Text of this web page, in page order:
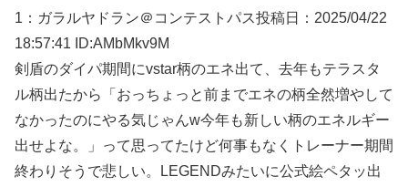
1： ガラルヤドラン＠コンテストパス投稿日：2025/04/22
18:57:41 ID:AMbMkv9M
剣盾のダイパ期間にvstar柄のエネ出て、去年もテラスタ
ル柄出たから「おっちょっと前までエネの柄全然増やして
なかったのにやる気じゃんw今年も新しい柄のエネルギー
出せよな。」って思ってたけど何事もなくトレーナー期間
終わりそうで悲しい。LEGENDみたいに公式絵ペタッ出